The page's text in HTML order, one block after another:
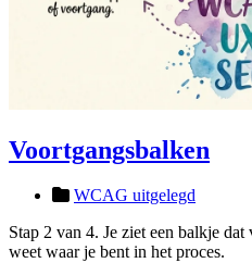
Voortgangsbalken
WCAG uitgelegd
Stap 2 van 4. Je ziet een balkje
weet waar je bent in het proces.